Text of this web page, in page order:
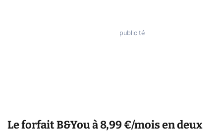
Le forfait B&You à 8,99 €/mois en deux